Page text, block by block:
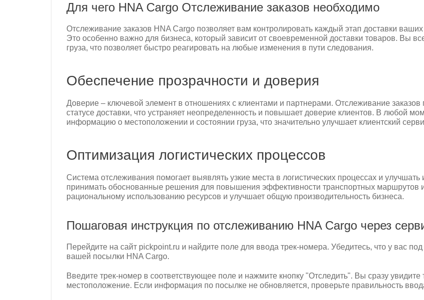
Для чего HNA Cargo Отслеживание заказов необходимо
Отслеживание заказов HNA Cargo позволяет вам контролировать каждый этап доставки
Это особенно важно для бизнеса, который зависит от своевременной доставки товаров. Вы
груза, что позволяет быстро реагировать на любые изменения в пути следования.
Обеспечение прозрачности и доверия
Доверие – ключевой элемент в отношениях с клиентами и партнерами. Отслеживание
статусе доставки, что устраняет неопределенность и повышает доверие клиентов. В любой
информацию о местоположении и состоянии груза, что значительно улучшает клиентский
Оптимизация логистических процессов
Система отслеживания помогает выявлять узкие места в логистических процессах и
принимать обоснованные решения для повышения эффективности транспортных маршрутов и
рациональному использованию ресурсов и улучшает общую производительность бизнеса.
Пошаговая инструкция по отслеживанию HNA Cargo через
Перейдите на сайт pickpoint.ru и найдите поле для ввода трек-номера. Убедитесь, что у вас
вашей посылки HNA Cargo.
Введите трек-номер в соответствующее поле и нажмите кнопку "Отследить". Вы сразу
местоположение. Если информация по посылке не обновляется, проверьте правильность